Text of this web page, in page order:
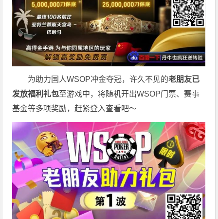
为助力国人WSOP冲金夺冠，许久不见的老朋友已
发放福利礼包至游戏中，将随机开出WSOP门票、赛事
基金等多项奖励，赶紧登入查看吧～